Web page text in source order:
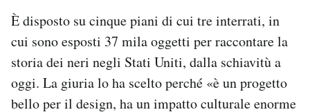
È disposto su cinque piani di cui tre interrati, in
cui sono esposti 37 mila oggetti per raccontare la
storia dei neri negli Stati Uniti, dalla schiavitù a
oggi. La giuria lo ha scelto perché «è un progetto
bello per il design, ha un impatto culturale enorme